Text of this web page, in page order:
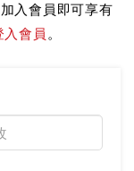
入會員即可享有
入會員 。